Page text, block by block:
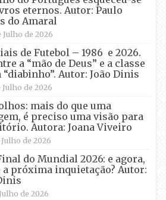
eternos. Autor: Paulo
do Amaral
Julho de 2026
de Futebol – 1986 e 2026.
a “mão de Deus” e a classe
“diabinho”. Autor: João Dinis
Julho de 2026
mais do que uma
é preciso uma visão para
Autora: Joana Viveiro
Julho de 2026
do Mundial 2026: e agora,
a próxima inquietação? Autor:
de 2026